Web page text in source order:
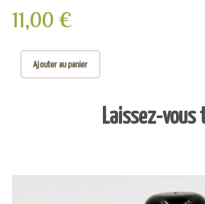
11,00 €
Ajouter au panier
Laissez-vous